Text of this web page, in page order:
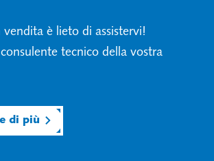
è lieto di assistervi!
tecnico della vostra
di più